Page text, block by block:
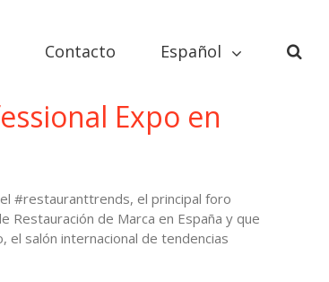
Contacto Español
Expo en
#restauranttrends, el principal foro
de Marca en España y que
el salón internacional de tendencias